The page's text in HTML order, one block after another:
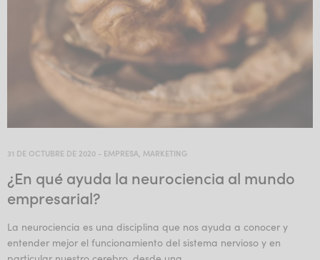
31 DE OCTUBRE DE 2020 - EMPRESA MARKETING
¿En qué ayuda la neurociencia al mundo
empresarial?
La neurociencia es una disciplina que nos ayuda a conocer y
entender mejor el funcionamiento del sistema nervioso y en